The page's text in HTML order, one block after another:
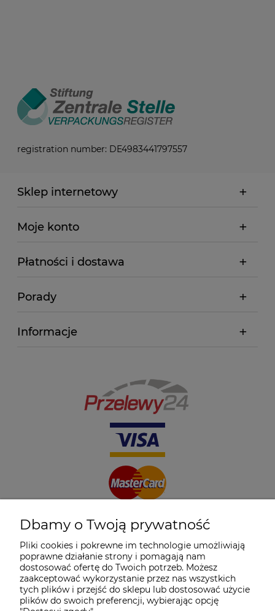
registration number: DE4983441797557
Sklep internetowy
Moje konto
Płatności i dostawa
Porady
Informacje
Dbamy o Twoją prywatność
Pliki cookies i pokrewne im technologie umożliwiają
poprawne działanie strony i pomagają nam
dostosować ofertę do Twoich potrzeb. Możesz
zaakceptować wykorzystanie przez nas wszystkich
tych plików i przejść do sklepu lub dostosować użycie
plików do swoich preferencji, wybierając opcję